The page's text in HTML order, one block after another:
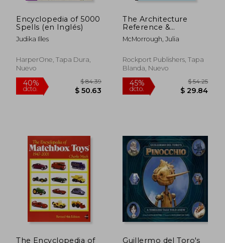
40% 15%
Encyclopedia of 5000
Spells (en Inglés)
Judika Illes
HarperOne, Tapa Dura,
Nuevo
The Architecture
Reference &
Specification Book
updated & revised:
Need to Know Every
Day (en Inglés)
McMorrough, Julia
Rockport Publishers, Tapa
Blanda, Nuevo
The Encyclopedia of Guillermo del Toro's